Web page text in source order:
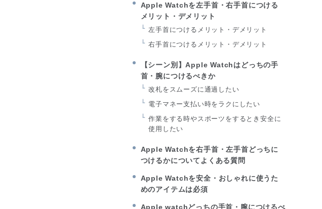
Apple Watchを左手首・右手首につける
メリット・デメリット
左手首につけるメリット・デメリット
右手首につけるメリット・デメリット
【シーン別】Apple Watchはどっちの手
首・腕につけるべきか
改札をスムーズに通過したい
電子マネー支払い時をラクにしたい
作業をする時やスポーツをするとき安全に
使用したい
Apple Watchを右手首・左手首どっちに
つけるかについてよくある質問
Apple Watchを安全・おしゃれに使うた
めのアイテムは必須
Apple watchどっちの手首・腕につけるべ